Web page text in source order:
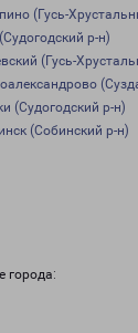
(Гусь-
р-н)
(Гусь-
(Судогодский р-н)
(Собинский р-н)
города: